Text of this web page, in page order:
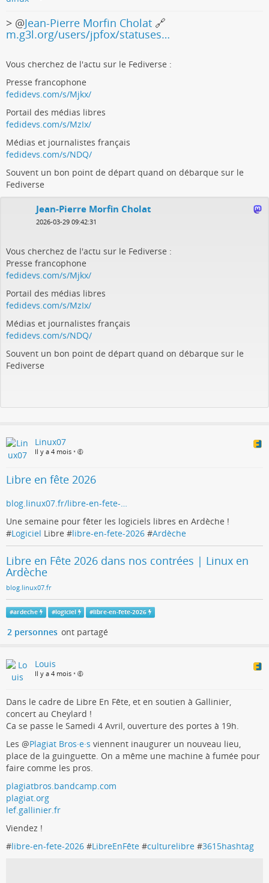
> @Jean-Pierre Morfin Cholat 🔗
m.g3l.org/users/jpfox/statuses…
Vous cherchez de l'actu sur le Fediverse :
Presse francophone
fedidevs.com/s/Mjkx/
Portail des médias libres
fedidevs.com/s/MzIx/
Médias et journalistes français
fedidevs.com/s/NDQ/
Souvent un bon point de départ quand on débarque sur le
Fediverse
Jean-Pierre Morfin Cholat
2026-03-29 09:42:31
Vous cherchez de l'actu sur le Fediverse :
Presse francophone
fedidevs.com/s/Mjkx/
Portail des médias libres
fedidevs.com/s/MzIx/
Médias et journalistes français
fedidevs.com/s/NDQ/
Souvent un bon point de départ quand on débarque sur le
Fediverse
Linux07
Il y a 4 mois •
Libre en fête 2026
blog.linux07.fr/libre-en-fete-…
Une semaine pour fêter les logiciels libres en Ardèche !
#Logiciel Libre #libre-en-fete-2026 #Ardèche
Libre en Fête 2026 dans nos contrées | Linux en
Ardèche
blog.linux07.fr
#ardeche #logiciel #libre-en-fete-2026
2 personnes ont partagé
Louis
Il y a 4 mois •
Dans le cadre de Libre En Fête, et en soutien à Gallinier,
concert au Cheylard !
Ca se passe le Samedi 4 Avril, ouverture des portes à 19h.
Les @Plagiat Bros·e·s viennent inaugurer un nouveau lieu,
place de la guinguette. On a même une machine à fumée pour
faire comme les pros.
plagiatbros.bandcamp.com
plagiat.org
lef.gallinier.fr
Viendez !
#libre-en-fete-2026 #LibreEnFête #culturelibre #3615hashtag